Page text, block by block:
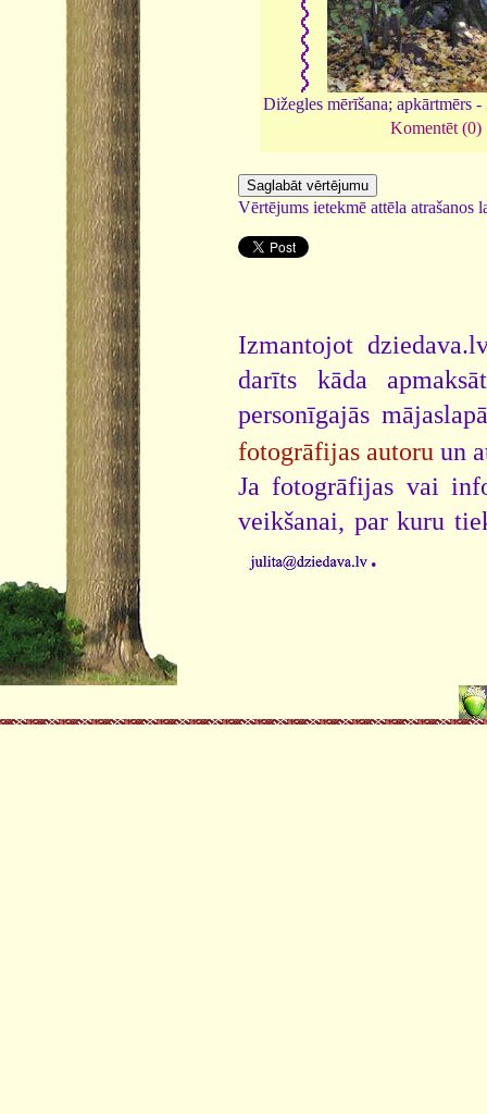
Dižegles mērīšana; apkārtmērs
Komentēt (0)
Vērtējums ietekmē attēla atrašanos
Izmantojot
darīts kāda
personīgajās
fotogrāfijas autoru un
Ja fotogrāfijas vai
veikšanai, par kuru
.